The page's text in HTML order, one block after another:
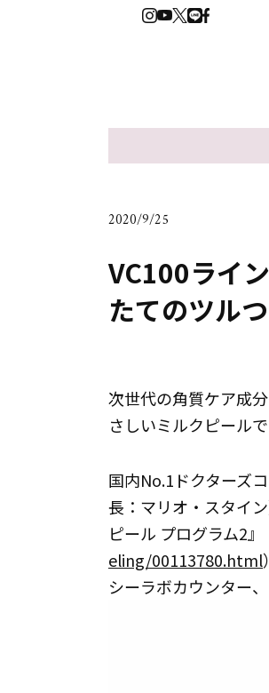
2020/9/25
VC100ライ
たてのツル
次世代の角質ケア成
さしいミルクピール
国内No.1ドクターズ
長：マリオ・スタイ
ピール プログラム2』
eling/00113780.html
シーラボカウンター